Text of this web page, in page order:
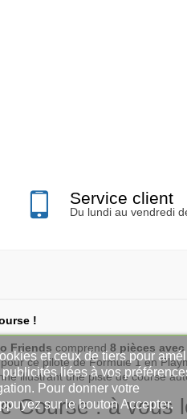
Service client
Du lundi au vendredi
!
Friends comprend 8 pièces
ce pilote de Formule 1 en
illustrant une piste de course
Course : à vous
et ceux de tiers pour
liées à vos
Pour donner votre
sur le bouton Accepter.